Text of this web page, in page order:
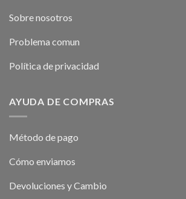
Sobre nosotros
Problema comun
Política de privacidad
AYUDA DE COMPRAS
Método de pago
Cómo enviamos
Devoluciones y Cambio